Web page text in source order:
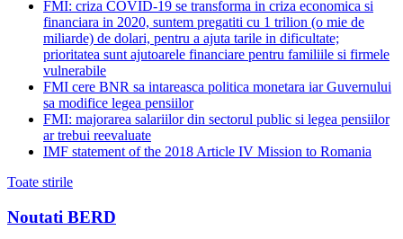
FMI: criza COVID-19 se transforma in criza economica si
financiara in 2020, suntem pregatiti cu 1 trilion (o mie de
miliarde) de dolari, pentru a ajuta tarile in dificultate;
prioritatea sunt ajutoarele financiare pentru familiile si firmele
vulnerabile
FMI cere BNR sa intareasca politica monetara iar Guvernului
sa modifice legea pensiilor
FMI: majorarea salariilor din sectorul public si legea pensiilor
ar trebui reevaluate
IMF statement of the 2018 Article IV Mission to Romania
Toate stirile
Noutati BERD